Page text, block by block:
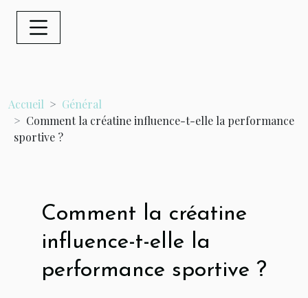
Accueil
Général
Comment la créatine influence-t-elle la performance
sportive ?
Comment la créatine
influence-t-elle la
performance sportive ?